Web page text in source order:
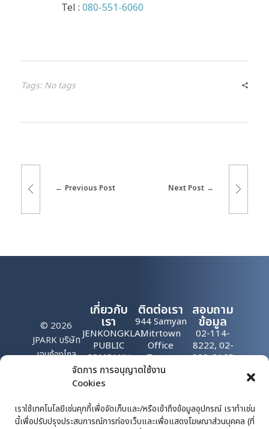
จัดการ การอนุญาตใช้งาน
Cookies
เราใช้เทคโนโลยีเช่นคุกกี้เพื่อจัดเก็บและ/หรือเข้าถึงข้อมูลอุปกรณ์ เราทำเช่น
นี้เพื่อปรับปรุงประสบการณ์การท่องเว็บและเพื่อแสดงโฆษณาส่วนบุคคล (ที่
Tel : 080-551-6060
Tags: No tags
Previous Post Next Post
© 2026
JPARK บริษัท
เจนก้องไกล
(มหาชน). All
reserved.
เกี่ยวกับ
เรา
JENKONGKLAI
PUBLIC
COMPANY
LIMITED
The
Company
has
ติดต่อเรา
944 Samyan
Mitrtown
Office
Tower,
Room 1707-
IV Road
Wang Mai,
สอบถาม
ข้อมูล
02-114-
8222, 02-
020-2165